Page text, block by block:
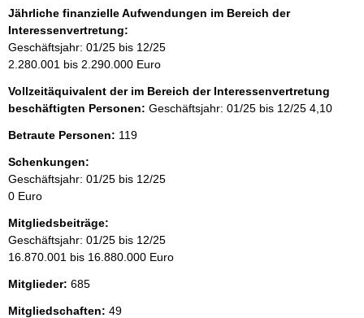
Jährliche finanzielle Aufwendungen im Bereich der
Interessenvertretung:
Geschäftsjahr: 01/25 bis 12/25
2.280.001 bis 2.290.000 Euro
Vollzeitäquivalent der im Bereich der Interessenvertretung
beschäftigten Personen: Geschäftsjahr: 01/25 bis 12/25 4,10
Betraute Personen: 119
Schenkungen:
Geschäftsjahr: 01/25 bis 12/25
0 Euro
Mitgliedsbeiträge:
Geschäftsjahr: 01/25 bis 12/25
16.870.001 bis 16.880.000 Euro
Mitglieder: 685
Mitgliedschaften: 49